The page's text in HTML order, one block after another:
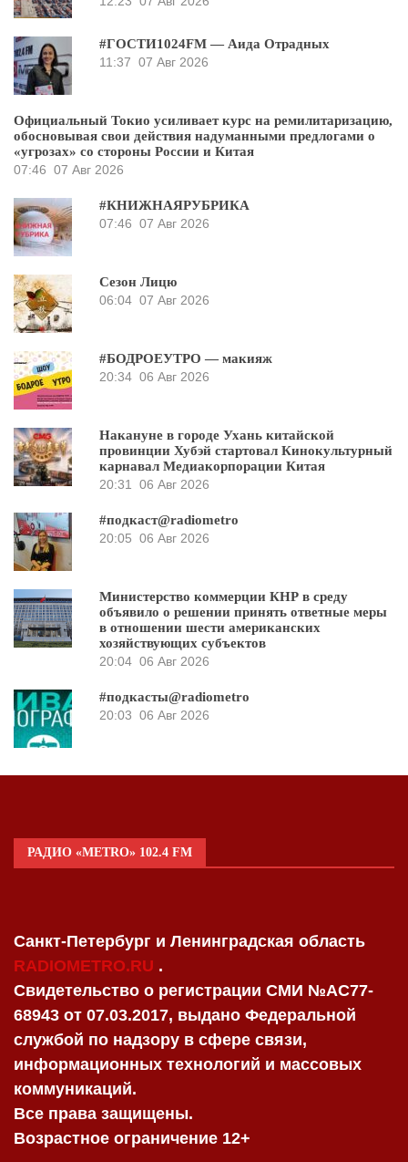
#ГОСТИ1024FM — Аида Отрадных
11:37 07 Авг 2026
Официальный Токио усиливает курс на ремилитаризацию,
обосновывая свои действия надуманными предлогами о
«угрозах» со стороны России и Китая
07:46 07 Авг 2026
#КНИЖНАЯРУБРИКА
07:46 07 Авг 2026
Сезон Лицю
06:04 07 Авг 2026
#БОДРОЕУТРО — макияж
20:34 06 Авг 2026
Накануне в городе Ухань китайской
провинции Хубэй стартовал Кинокультурный
карнавал Медиакорпорации Китая
20:31
06 Авг 2026
#подкаст@radiometro
20:05 06 Авг 2026
Министерство коммерции КНР в среду
объявило о решении принять ответные меры
в отношении шести американских
хозяйствующих субъектов
20:04 06 Авг 2026
#подкасты@radiometro
20:03 06 Авг 2026
РАДИО «METRO» 102.4 FM
Санкт-Петербург и Ленинградская область
RADIOMETRO.RU .
Свидетельство о регистрации СМИ №AC77-
68943 от 07.03.2017, выдано Федеральной
службой по надзору в сфере связи,
информационных технологий и массовых
коммуникаций.
Все права защищены.
Возрастное ограничение 12+